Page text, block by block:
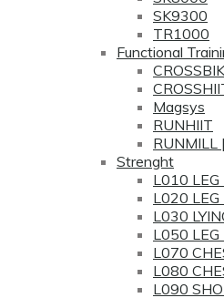
SK9300
TR1000
Functional
Magsys
RUNHIIT
RUNMILL
Strenght
L010 LEG
L020 LEG
L030
L050 LEG
L070
L080
L090